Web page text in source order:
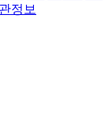
정보